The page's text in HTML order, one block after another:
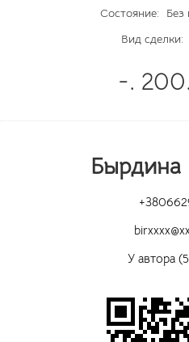
Состояние:
Без
Вид сделки:
-.
Бырдина
У автора